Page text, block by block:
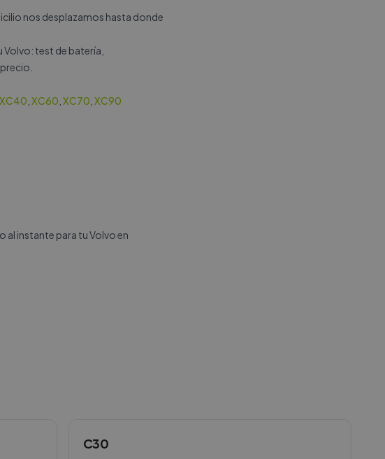
nos desplazamos hasta donde
test de batería,
XC40 XC60 XC70 XC90
al instante para tu Volvo en
C30